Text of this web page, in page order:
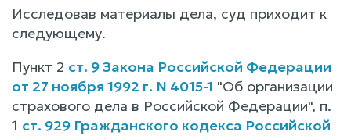
Исследовав материалы дела, суд приходит к
следующему.
Пункт 2 ст. 9 Закона Российской Федерации
от 27 ноября 1992 г. N 4015-1 "Об организации
страхового дела в Российской Федерации", п.
1 ст. 929 Гражданского кодекса Российской